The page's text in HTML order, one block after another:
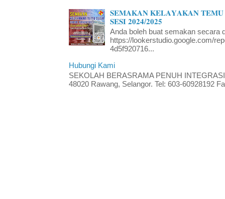
𝐒𝐄𝐌𝐀𝐊𝐀𝐍 𝐊𝐄𝐋𝐀𝐘𝐀𝐊𝐀𝐍 𝐓𝐄𝐌𝐔
𝐒𝐄𝐒𝐈 𝟐𝟎𝟐𝟒/𝟐𝟎𝟐𝟓
Anda boleh buat semakan secara
https://lookerstudio.google.com/
4d5f920716...
Hubungi Kami
SEKOLAH BERASRAMA PENUH
48020 Rawang, Selangor. Tel: 603-60928192